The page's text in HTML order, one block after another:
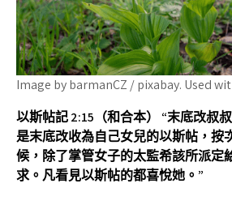
Image by barmanCZ / pixabay. Used
以斯帖記 2:15（和合本） “末底改叔
是末底改收為自己女兒的以斯帖，按
候，除了掌管女子的太監希該所派定
求。凡看見以斯帖的都喜悅她。”